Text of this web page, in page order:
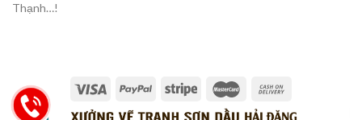
Thạnh…!